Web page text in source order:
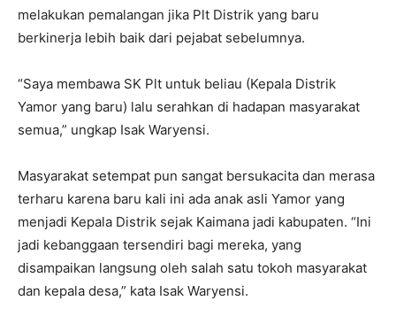
melakukan pemalangan jika Plt Distrik yang baru
berkinerja lebih baik dari pejabat sebelumnya.
“Saya membawa SK Plt untuk beliau (Kepala Distrik
Yamor yang baru) lalu serahkan di hadapan masyarakat
semua,” ungkap Isak Waryensi.
Masyarakat setempat pun sangat bersukacita dan merasa
terharu karena baru kali ini ada anak asli Yamor yang
menjadi Kepala Distrik sejak Kaimana jadi kabupaten. “Ini
jadi kebanggaan tersendiri bagi mereka, yang
disampaikan langsung oleh salah satu tokoh masyarakat
dan kepala desa,” kata Isak Waryensi.